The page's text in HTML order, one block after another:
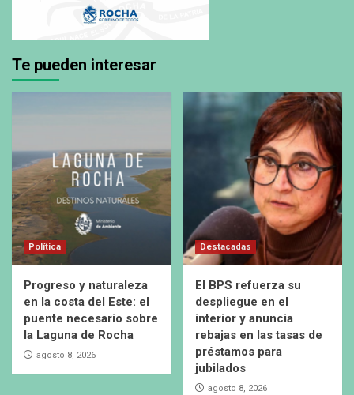
Te pueden interesar
Política
Progreso y naturaleza
en la costa del Este: el
puente necesario sobre
la Laguna de Rocha
agosto 8, 2026
Destacadas
El BPS refuerza su
despliegue en el
interior y anuncia
rebajas en las tasas de
préstamos para
jubilados
agosto 8, 2026